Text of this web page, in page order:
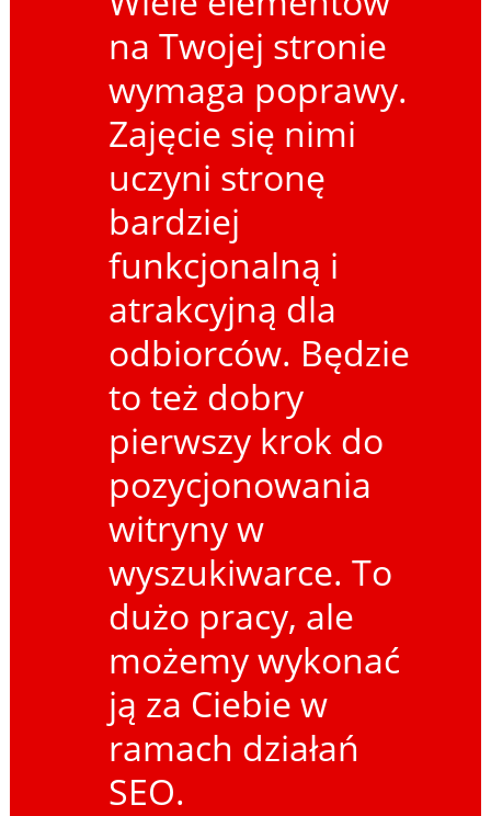
na Twojej stronie
wymaga poprawy.
Zajęcie się nimi
uczyni stronę
bardziej
funkcjonalną i
atrakcyjną dla
odbiorców. Będzie
to też dobry
pierwszy krok do
pozycjonowania
witryny w
wyszukiwarce. To
dużo pracy, ale
możemy wykonać
ją za Ciebie w
ramach działań
SEO.